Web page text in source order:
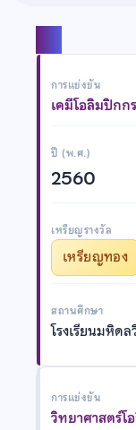
การแข่งขัน
เคมีโอลิมปิกก
ปี (พ.ศ.)
2560
เหรียญรางวัล
เหรียญทอง
สถานศึกษา
โรงเรียนมหิด
การแข่งขัน
วิทยาศาสตร์โ